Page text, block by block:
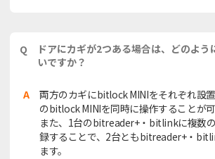
Q
ドアにカギが2つある場合は、どのよう
いですか？
A
両方のカギにbitlock MINIをそれぞれ設
のbitlock MINIを同時に操作することが可
また、1台のbitreader+・bitlinkに複数
録することで、2台ともbitreader+・
ます。